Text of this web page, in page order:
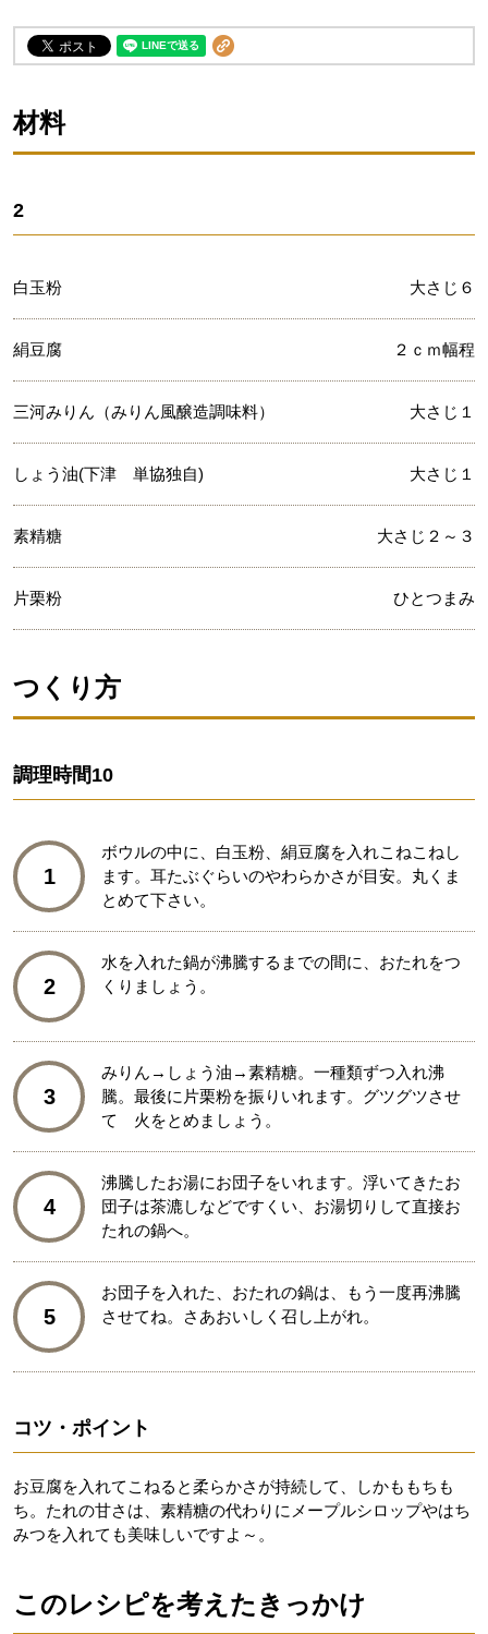
材料
2
白玉粉 大さじ６
絹豆腐 ２ｃｍ幅程
三河みりん（みりん風醸造調味料） 大さじ１
しょう油(下津 単協独自) 大さじ１
素精糖 大さじ２～３
片栗粉 ひとつまみ
つくり方
調理時間10
1
ボウルの中に、白玉粉、絹豆腐を入れこねこねし
ます。耳たぶぐらいのやわらかさが目安。丸くま
とめて下さい。
2
水を入れた鍋が沸騰するまでの間に、おたれをつ
くりましょう。
3
みりん→しょう油→素精糖。一種類ずつ入れ沸
騰。最後に片栗粉を振りいれます。グツグツさせ
て 火をとめましょう。
4
沸騰したお湯にお団子をいれます。浮いてきたお
団子は茶漉しなどですくい、お湯切りして直接お
たれの鍋へ。
5
お団子を入れた、おたれの鍋は、もう一度再沸騰
させてね。さあおいしく召し上がれ。
コツ・ポイント
お豆腐を入れてこねると柔らかさが持続して、しかももちも
ち。たれの甘さは、素精糖の代わりにメープルシロップやはち
みつを入れても美味しいですよ～。
このレシピを考えたきっかけ